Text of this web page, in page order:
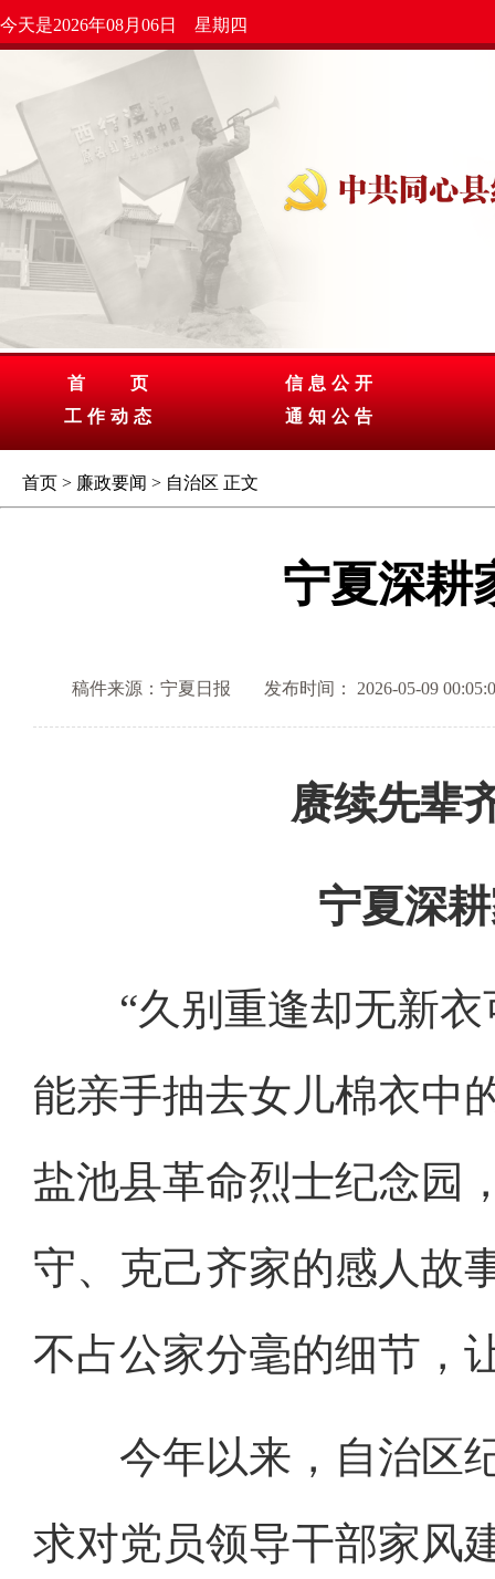
今天是2026年08月06日 星期四
首 页
工作动态
信息公开
通知公告
首页 > 廉政要闻 > 自治区 正文
宁夏深耕
稿件来源：宁夏日报 发布时间： 2026-05-09
赓续先辈
宁夏深
“久别重逢却无新衣
能亲手抽去女儿棉衣中
盐池县革命烈士纪念园
守、克己齐家的感人故
不占公家分毫的细节，
今年以来，自治区纪
求对党员领导干部家风